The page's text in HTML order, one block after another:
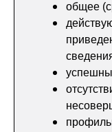
общее